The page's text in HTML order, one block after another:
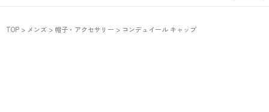
TOP メンズ 帽子・アクセサリー コンデュイール キャップ